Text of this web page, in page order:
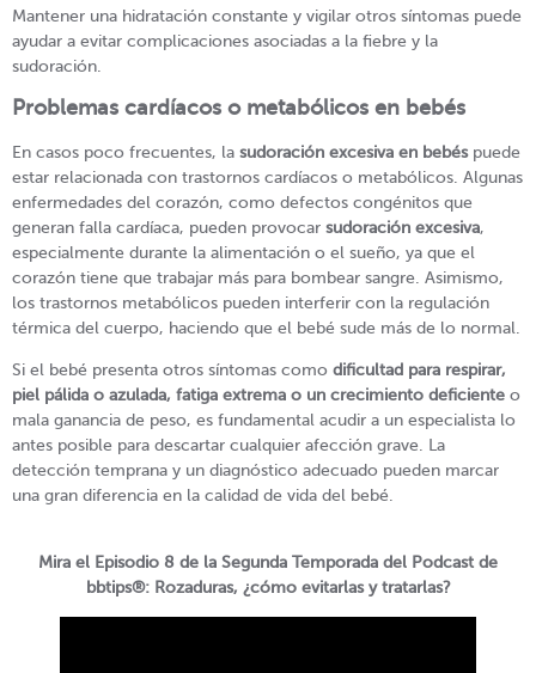
Mantener una hidratación constante y vigilar otros síntomas puede
ayudar a evitar complicaciones asociadas a la fiebre y la
sudoración.
Problemas cardíacos o metabólicos en bebés
En casos poco frecuentes, la sudoración excesiva en bebéspuede
estar relacionada con trastornos cardíacos o metabólicos. Algunas
enfermedades del corazón, como defectos congénitos que
generan falla cardíaca, pueden provocar sudoración excesiva,
especialmente durante la alimentación o el sueño, ya que el
corazón tiene que trabajar más para bombear sangre. Asimismo,
los trastornos metabólicos pueden interferir con la regulación
térmica del cuerpo, haciendo que el bebé sude más de lo normal.
Si el bebé presenta otros síntomas como dificultad para respirar,
piel pálida o azulada, fatiga extrema o un crecimiento deficiente o
mala ganancia de peso, es fundamental acudir a un especialista lo
antes posible para descartar cualquier afección grave. La
detección temprana y un diagnóstico adecuado pueden marcar
una gran diferencia en la calidad de vida del bebé.
Mira el Episodio 8 de la Segunda Temporada del Podcast de
bbtips®: Rozaduras, ¿cómo evitarlas y tratarlas?